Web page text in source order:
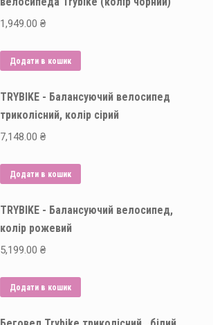
1,949.00 ₴
Додати в кошик
TRYBIKE - Балансуючий велосипед
триколісний, колір сірий
7,148.00 ₴
Додати в кошик
TRYBIKE - Балансуючий велосипед,
колір рожевий
5,199.00 ₴
Додати в кошик